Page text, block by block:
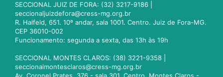
SECCIONAL JUIZ DE FORA: (32) 3217-9186 |
seccionaljuizdefora@cress-mg.org.br
R. Halfeld, 651. 10º andar, sala 1001. Centro. Juiz de Fora-MG.
CEP 36010-002
Funcionamento: segunda a sexta, das 13h às 19h
SECCIONAL MONTES CLAROS: (38) 3221-9358 |
seccionalmontesclaros@cress-mg.org.br